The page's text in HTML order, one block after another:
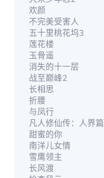
欢颜
不完美受害人
五十里桃花坞3
莲花楼
玉骨遥
消失的十一层
战至巅峰2
长相思
折腰
与凤行
凡人修仙传：人界篇
甜蜜的你
南洋儿女情
雪鹰领主
长风渡